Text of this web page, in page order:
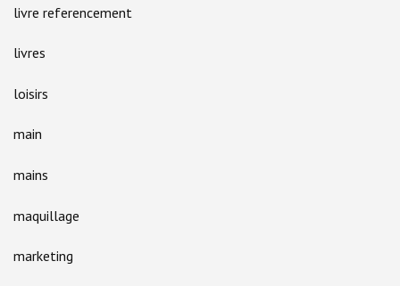
livre referencement
livres
loisirs
main
mains
maquillage
marketing